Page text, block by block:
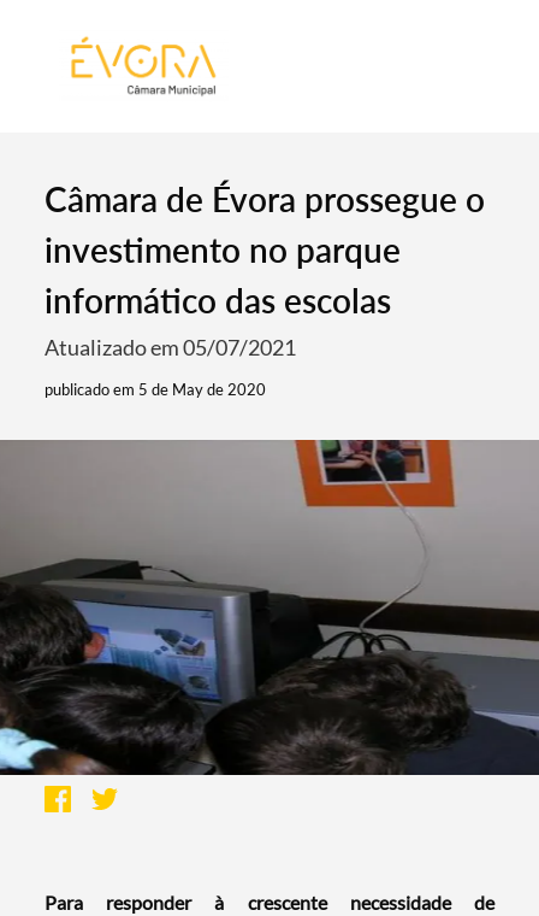
Câmara de Évora prossegue o
investimento no parque
informático das escolas
Atualizado em 05/07/2021
publicado em 5 de May de 2020
Para responder à crescente necessidade de